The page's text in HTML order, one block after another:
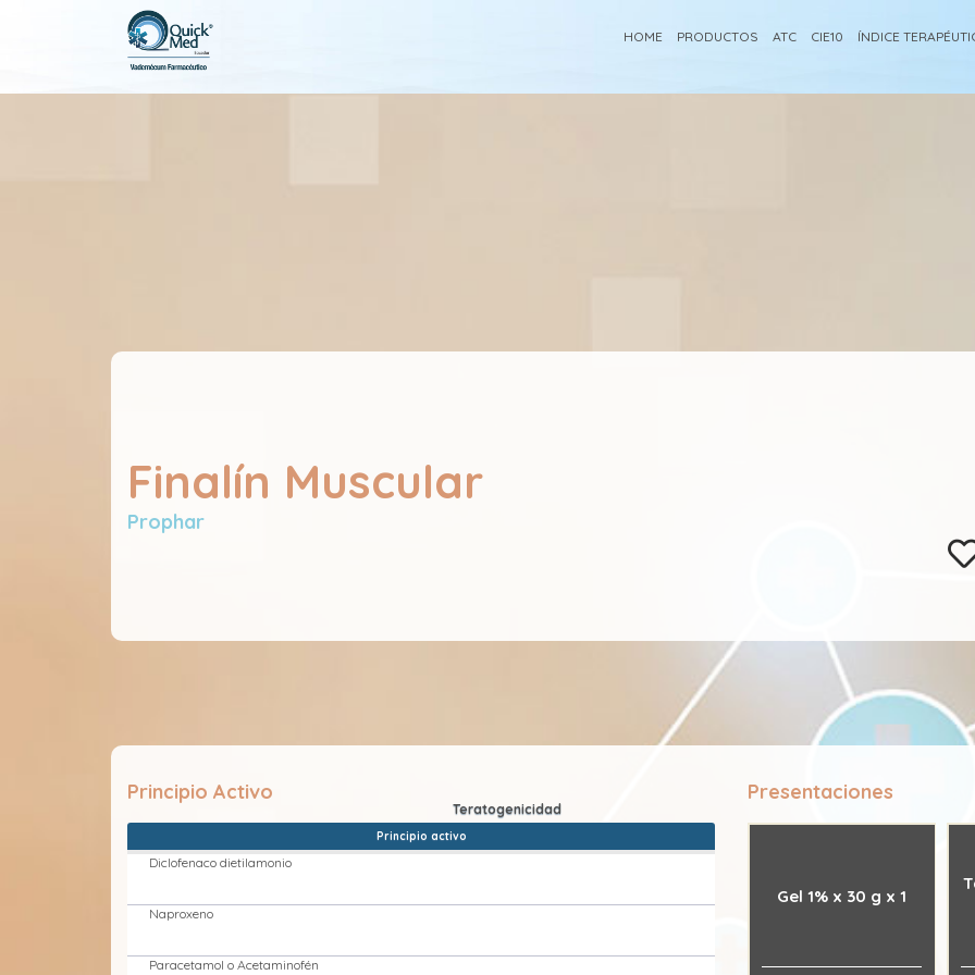
HOME PRODUCTOS ATC CIE10 ÍNDICE
Finalín Muscular
Prophar
Principio Activo
Principio activo
Diclofenaco dietilamonio
Naproxeno
Paracetamol o Acetaminofén
Presentaciones
Gel 1% x 30 g x 1